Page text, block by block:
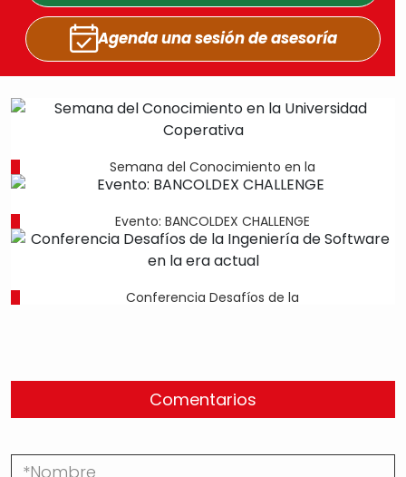
Agenda una sesiónde asesoría
Semana del Conocimiento en la
Evento: BANCOLDEX CHALLENGE
Conferencia Desafíos de la
Comentarios